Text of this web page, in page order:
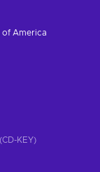
of America
KEY)